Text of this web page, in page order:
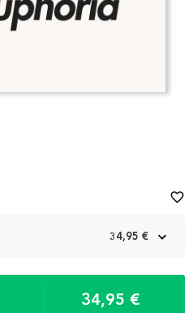
34,95 €
34,95 €
favorite_border